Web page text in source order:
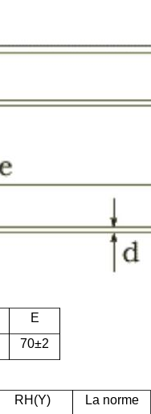
E
70±2
RH(Y) La norme